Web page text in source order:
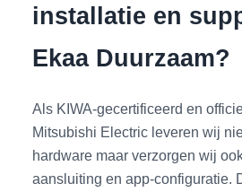
installatie en
Ekaa Duurzaam?
Als KIWA‑gecertificeerd en
Mitsubishi Electric leveren wij
hardware maar verzorgen wij
aansluiting en app‑configuratie.